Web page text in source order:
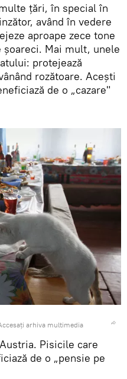
țări, în special în
având în vedere
aproape zece tone
Mai mult, unele
protejează
rozătoare. Acești
de o „cazare"
arhiva multimedia
Pisicile care
de o „pensie pe